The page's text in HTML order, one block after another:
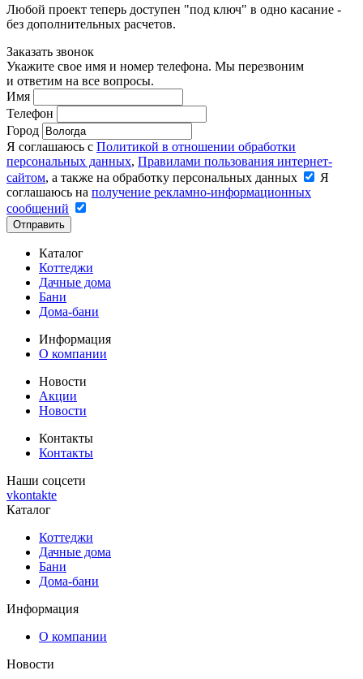
Любой проект теперь доступен "под ключ" в одно касание -
без дополнительных расчетов.
Заказать звонок
Укажите свое имя и номер телефона. Мы перезвоним
и ответим на все вопросы.
Имя
Телефон
Город
Я соглашаюсь с Политикой в отношении обработки
персональных данных, Правилами пользования интернет-
сайтом, а также на обработку персональных данных
Я
соглашаюсь на получение рекламно-информационных
сообщений
Отправить
Каталог
Коттеджи
Дачные дома
Бани
Дома-бани
Информация
О компании
Новости
Акции
Новости
Контакты
Контакты
Наши соцсети
vkontakte
Каталог
Коттеджи
Дачные дома
Бани
Дома-бани
Информация
О компании
Новости